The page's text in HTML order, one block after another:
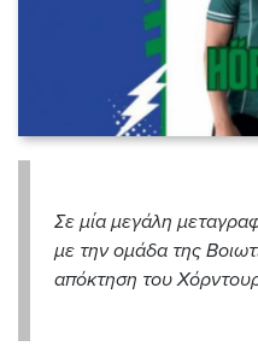
Σε μία μεγάλη
με την ομάδα της
απόκτηση του